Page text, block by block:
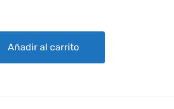
Añadir al carrito